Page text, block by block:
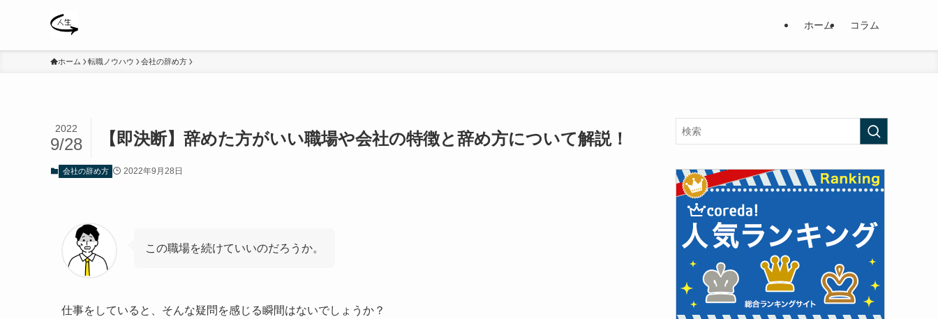
ホーム コラム
ホーム 転職ノウハウ 会社の辞め方
【即決断】辞めた方がいい職場や会社の特徴と辞め方について解説！
2022
9/28
会社の辞め方 2022年9月28日
この職場を続けていいのだろうか。
仕事をしていると、そんな疑問を感じる瞬間はないでしょうか？